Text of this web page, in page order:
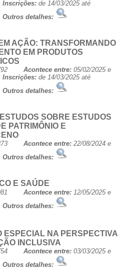
Inscrições: de 14/03/2025 até
Outros detalhes:
AÇÃO: TRANSFORMANDO
EM PRODUTOS
Acontece entre: 05/02/2025 e
Inscrições: de 14/03/2025 até
Outros detalhes:
SOBRE ESTUDOS
PATRIMÔNIO E
Acontece entre: 22/08/2024 e
Outros detalhes:
E SAÚDE
Acontece entre: 12/05/2025 e
Outros detalhes:
ESPECIAL NA PERSPECTIVA
INCLUSIVA
Acontece entre: 03/03/2025 e
Outros detalhes: